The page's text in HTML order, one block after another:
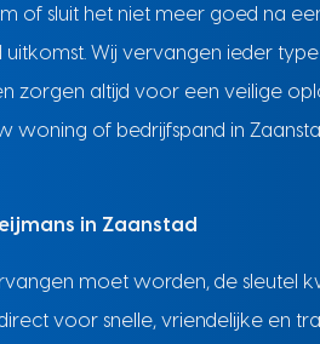
of sluit het niet meer goed na
Wij vervangen ieder
zorgen altijd voor een veilige
woning of bedrijfspand in
in Zaanstad
moet worden, de sleutel
voor snelle, vriendelijke en